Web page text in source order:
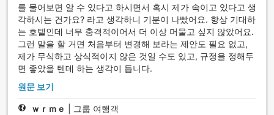
를 물어보면 알 수 있다고 하시면서 혹시 제가 속이고 있다고 생
각하시는 건가요? 라고 생각하니 기분이 나빴어요. 항상 기대하
는 호텔인데 너무 충격적이어서 더 이상 머물고 싶지 않았어요.
그런 말을 할 거면 처음부터 변경해 보라는 제안도 필요 없고,
제가 무식하고 상식적이지 않은 것일 수도 있고, 규정을 정해두
면 좋았을 텐데 하는 생각이 듭니다.
원문 보기
ｗｒｍｅ 그룹 여행객